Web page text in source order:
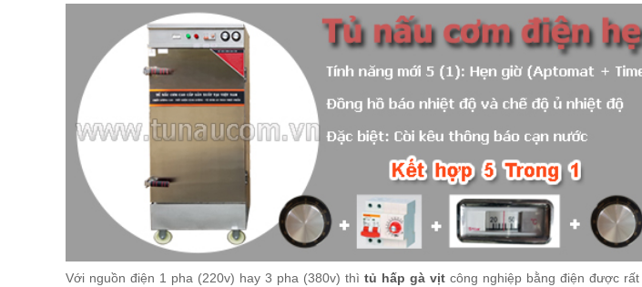
Với nguồn điện 1 pha (220v) hay 3 pha (380v) thì tủ hấp gà vịt công nghiệp bằng điện được